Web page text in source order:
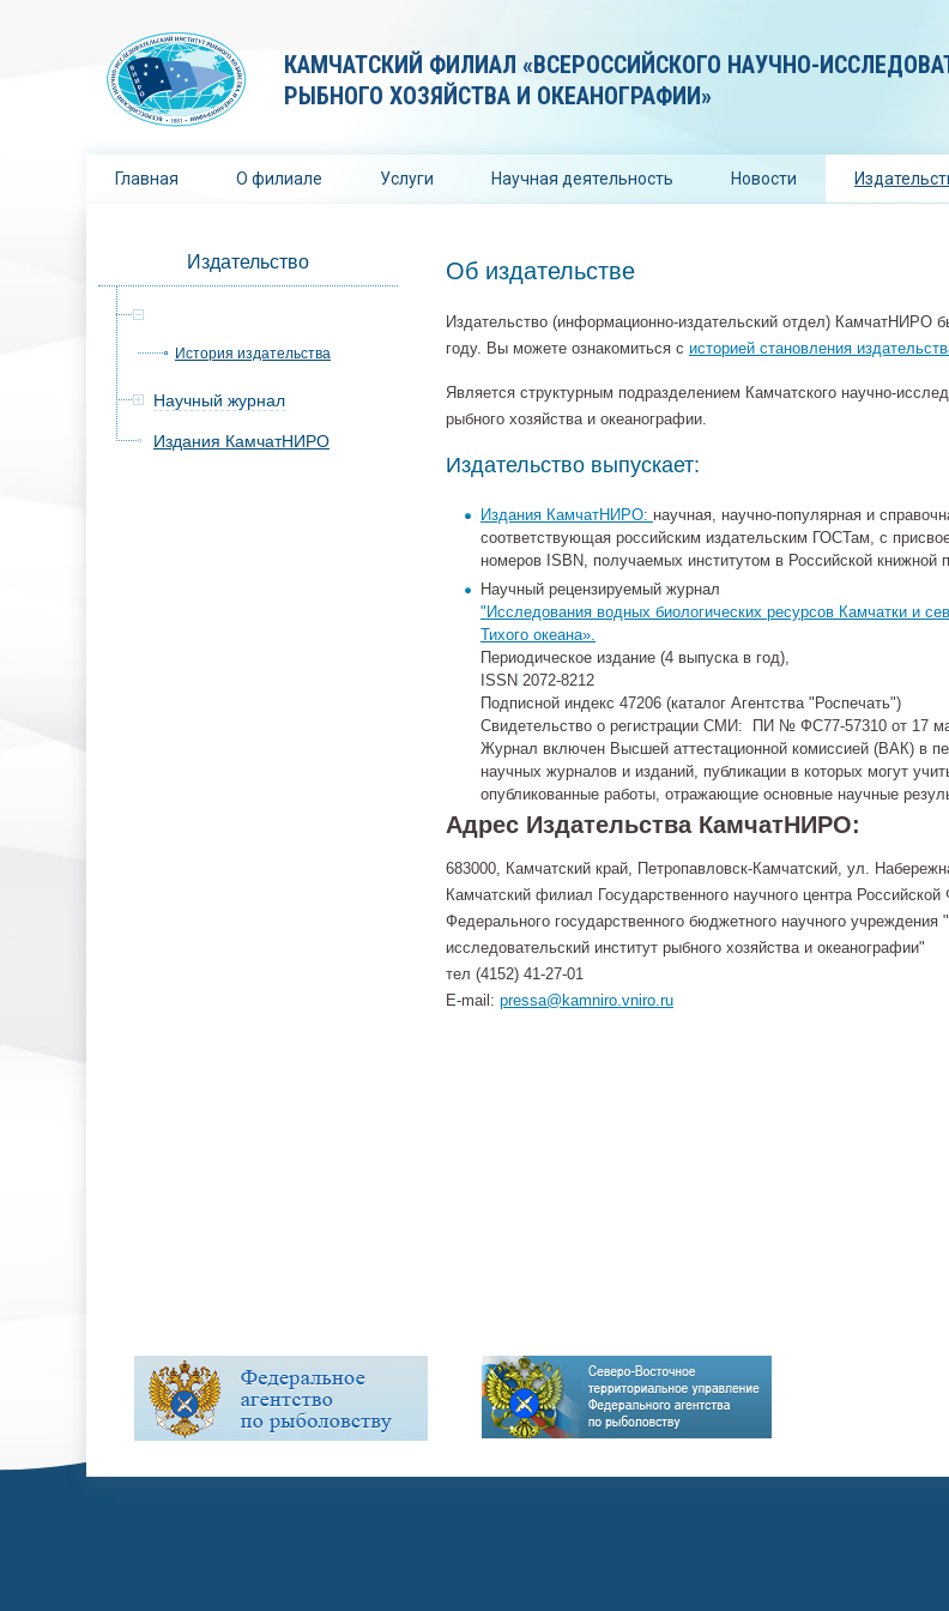
КАМЧАТСКИЙ ФИЛИАЛ «ВСЕРОССИЙСКОГО НАУЧНО-
РЫБНОГО ХОЗЯЙСТВА И ОКЕАНОГРАФИИ»
Главная О филиале Услуги Научная деятельность Новости
Издательство
История издательства
Научный журнал
Издания КамчатНИРО
Об издательстве
Издательство (информационно-издательский отдел) КамчатНИРО
году. Вы можете ознакомиться с историей становления
Является структурным подразделением Камчатского научно-
рыбного хозяйства и океанографии.
Издательство выпускает:
Издания КамчатНИРО: научная, научно-популярная и
соответствующая российским издательским ГОСТам, с
номеров ISBN, получаемых институтом в Российской книжной
Научный рецензируемый журнал
"Исследования водных биологических ресурсов Камчатки и
Тихого океана».
Периодическое издание (4 выпуска в год),
ISSN 2072-8212
Подписной индекс 47206 (каталог Агентства "Роспечать")
Свидетельство о регистрации СМИ: ПИ № ФС77-57310 от 17
Журнал включен Высшей аттестационной комиссией (ВАК) в
научных журналов и изданий, публикации в которых могут
опубликованные работы, отражающие основные научные
Адрес Издательства КамчатНИРО:
683000, Камчатский край, Петропавловск-Камчатский, ул.
Камчатский филиал Государственного научного центра
Федерального государственного бюджетного научного учреждения
исследовательский институт рыбного хозяйства и океанографии"
тел (4152) 41-27-01
E-mail: pressa@kamniro.vniro.ru